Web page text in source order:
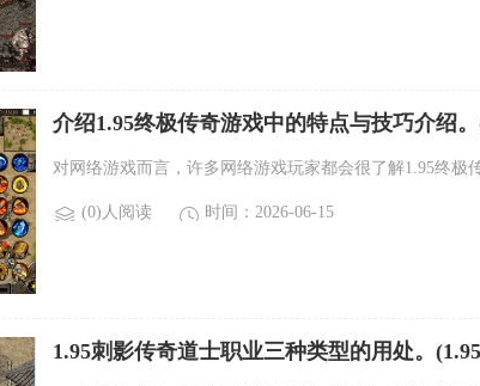
介绍1.95终极传奇游戏中的特点与技巧介绍
对网络游戏而言，许多网络游戏玩家都会很了解1.95终极
(0)人阅读 时间：2026-06-15
1.95刺影传奇道士职业三种类型的用处。